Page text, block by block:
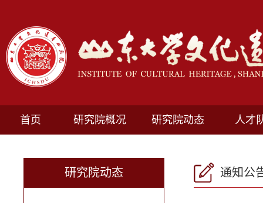
首页 研究院概况 研究院动态 人才
研究院动态 通知公